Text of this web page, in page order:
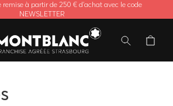
remise à partir de 250 € d'achat avec le code
NEWSLETTER